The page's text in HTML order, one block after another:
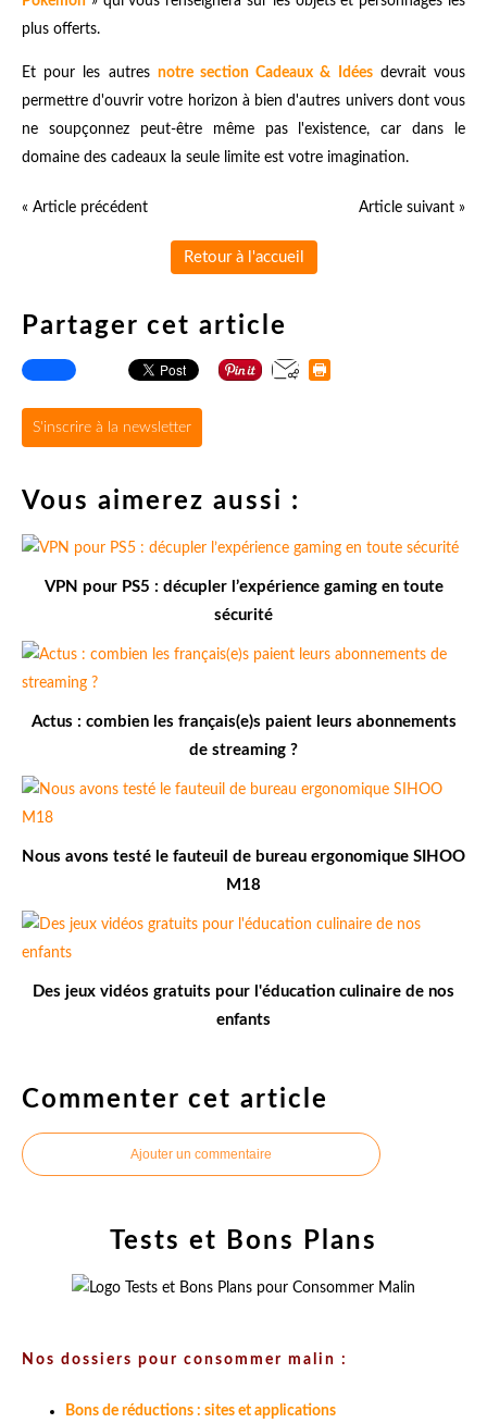
plus offerts.
Et pour les autres notre section Cadeaux & Idéesdevrait vous
permettre d'ouvrir votre horizon à bien d'autres univers dont vous
ne soupçonnez peut-être même pas l'existence, car dans le
domaine des cadeaux la seule limite est votre imagination.
« Article précédent Article suivant »
Retour à l'accueil
Partager cet article
S'inscrire à la newsletter
Vous aimerez aussi :
VPN pour PS5 : décupler l’expérience gaming en toute
sécurité
Actus : combien les français(e)s paient leurs abonnements
de streaming ?
Nous avons testé le fauteuil de bureau ergonomique SIHOO
M18
Des jeux vidéos gratuits pour l'éducation culinaire de nos
enfants
Commenter cet article
Ajouter un commentaire
Tests et Bons Plans
Nos dossiers pour consommer malin :
Bons de réductions : sites et applications